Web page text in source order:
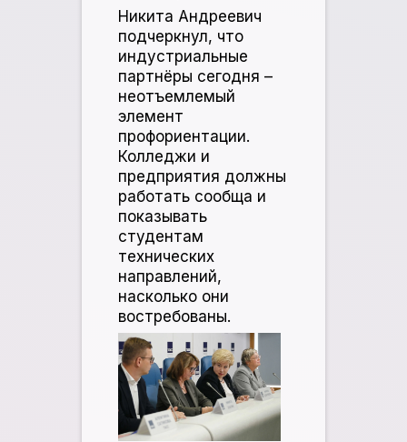
Никита Андреевич
подчеркнул, что
индустриальные
партнёры сегодня –
неотъемлемый
элемент
профориентации.
Колледжи и
предприятия должны
работать сообща и
показывать
студентам
технических
направлений,
насколько они
востребованы.